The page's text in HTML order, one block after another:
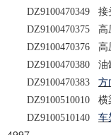
DZ9100470349 接
DZ9100470375 高
DZ9100470376 高
DZ9100470380 油
DZ9100470383 方
DZ9100510010 横
DZ9100510140 车